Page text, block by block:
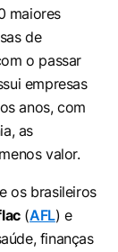
maiores
de
o passar
empresas
anos, com
as
valor.
os brasileiros
(AFL) e
finanças